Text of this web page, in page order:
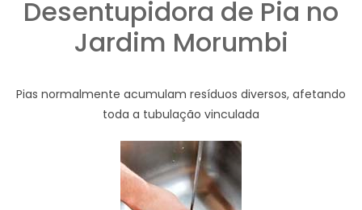
Desentupidora de Pia no
Jardim Morumbi
Pias normalmente acumulam resíduos diversos, afetando
toda a tubulação vinculada